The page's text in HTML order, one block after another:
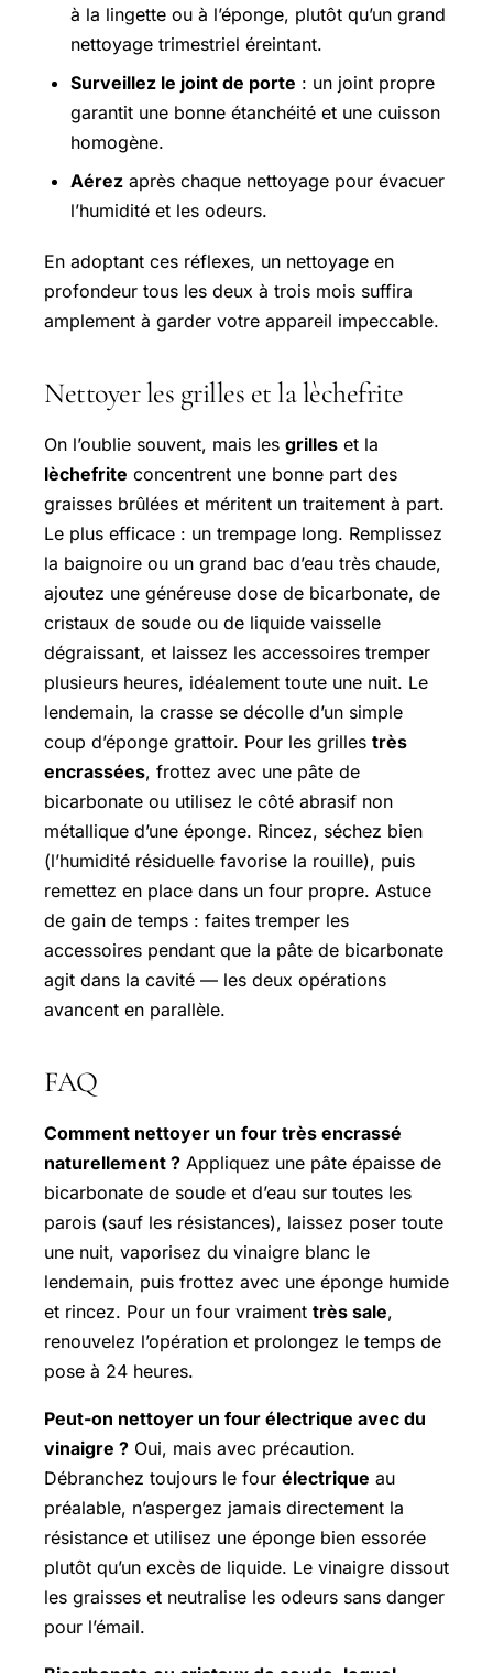
à la lingette ou à l’éponge, plutôt qu’un grand
nettoyage trimestriel éreintant.
Surveillez le joint de porte : un joint propre
garantit une bonne étanchéité et une cuisson
homogène.
Aérez après chaque nettoyage pour évacuer
l’humidité et les odeurs.
En adoptant ces réflexes, un nettoyage en
profondeur tous les deux à trois mois suffira
amplement à garder votre appareil impeccable.
Nettoyer les grilles et la lèchefrite
On l’oublie souvent, mais les grilles et la
lèchefrite concentrent une bonne part des
graisses brûlées et méritent un traitement à part.
Le plus efficace : un trempage long. Remplissez
la baignoire ou un grand bac d’eau très chaude,
ajoutez une généreuse dose de bicarbonate, de
cristaux de soude ou de liquide vaisselle
dégraissant, et laissez les accessoires tremper
plusieurs heures, idéalement toute une nuit. Le
lendemain, la crasse se décolle d’un simple
coup d’éponge grattoir. Pour les grilles très
encrassées, frottez avec une pâte de
bicarbonate ou utilisez le côté abrasif non
métallique d’une éponge. Rincez, séchez bien
(l’humidité résiduelle favorise la rouille), puis
remettez en place dans un four propre. Astuce
de gain de temps : faites tremper les
accessoires pendant que la pâte de bicarbonate
agit dans la cavité — les deux opérations
avancent en parallèle.
FAQ
Comment nettoyer un four très encrassé
naturellement ? Appliquez une pâte épaisse de
bicarbonate de soude et d’eau sur toutes les
parois (sauf les résistances), laissez poser toute
une nuit, vaporisez du vinaigre blanc le
lendemain, puis frottez avec une éponge humide
et rincez. Pour un four vraiment très sale,
renouvelez l’opération et prolongez le temps de
pose à 24 heures.
Peut-on nettoyer un four électrique avec du
vinaigre ? Oui, mais avec précaution.
Débranchez toujours le four électrique au
préalable, n’aspergez jamais directement la
résistance et utilisez une éponge bien essorée
plutôt qu’un excès de liquide. Le vinaigre dissout
les graisses et neutralise les odeurs sans danger
pour l’émail.